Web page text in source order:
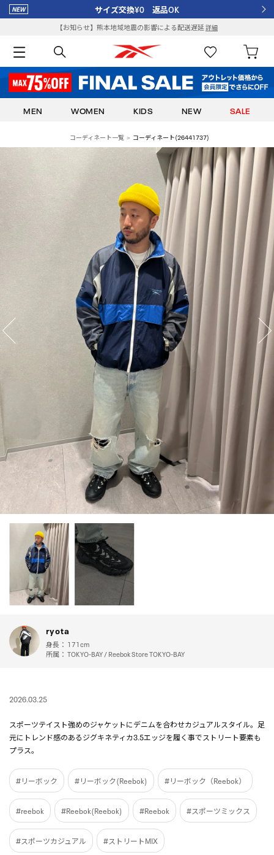
サイズ交換¥0 返品OK
【お知らせ】熊本地域地震の影響による配送遅延詳細
MEN WOMEN KIDS NEW SALE
コーディネート一覧 コーディネート(26441737)
ryota
身長： 171cm
所属： TOKYO-BAY / Reebok Store TOKYO-BAY
2026.03.25
スポーツテイスト強めのジャケットにデニムを合わせカジュアルスタイル。足
元にトレンド感のあるジグキネティカ3.5エッジを履く事でストリート要素も
プラス。
#リーボック #リーボック(Reebok) #リーボック（Reebok）
#reebok #Reebok(Reebok) #Reebok #スポーツミックス
#スポーツカジュアル #ストリートMIX